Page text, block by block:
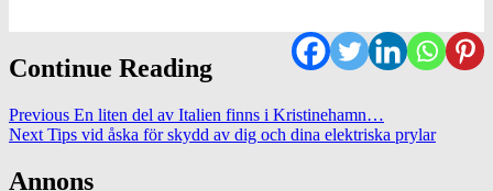
Continue Reading
Previous En liten del av Italien finns i Kristinehamn…
Next Tips vid åska för skydd av dig och dina elektriska prylar
Annons